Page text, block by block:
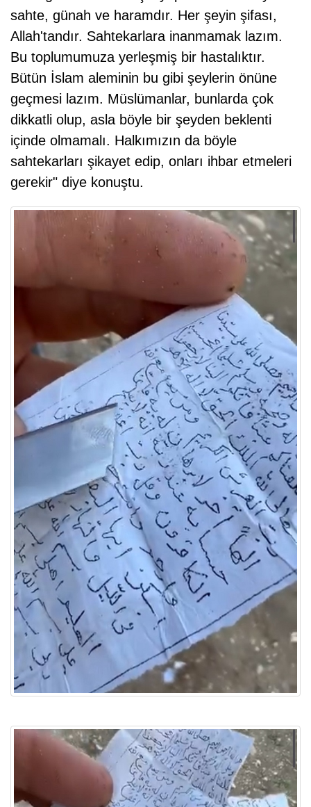
sahte, günah ve haramdır. Her şeyin şifası,
Allah'tandır. Sahtekarlara inanmamak lazım.
Bu toplumumuza yerleşmiş bir hastalıktır.
Bütün İslam aleminin bu gibi şeylerin önüne
geçmesi lazım. Müslümanlar, bunlarda çok
dikkatli olup, asla böyle bir şeyden beklenti
içinde olmamalı. Halkımızın da böyle
sahtekarları şikayet edip, onları ihbar etmeleri
gerekir" diye konuştu.